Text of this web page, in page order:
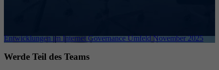
Entwicklungen im Internet Governance Umfeld November 2025
Werde Teil des Teams